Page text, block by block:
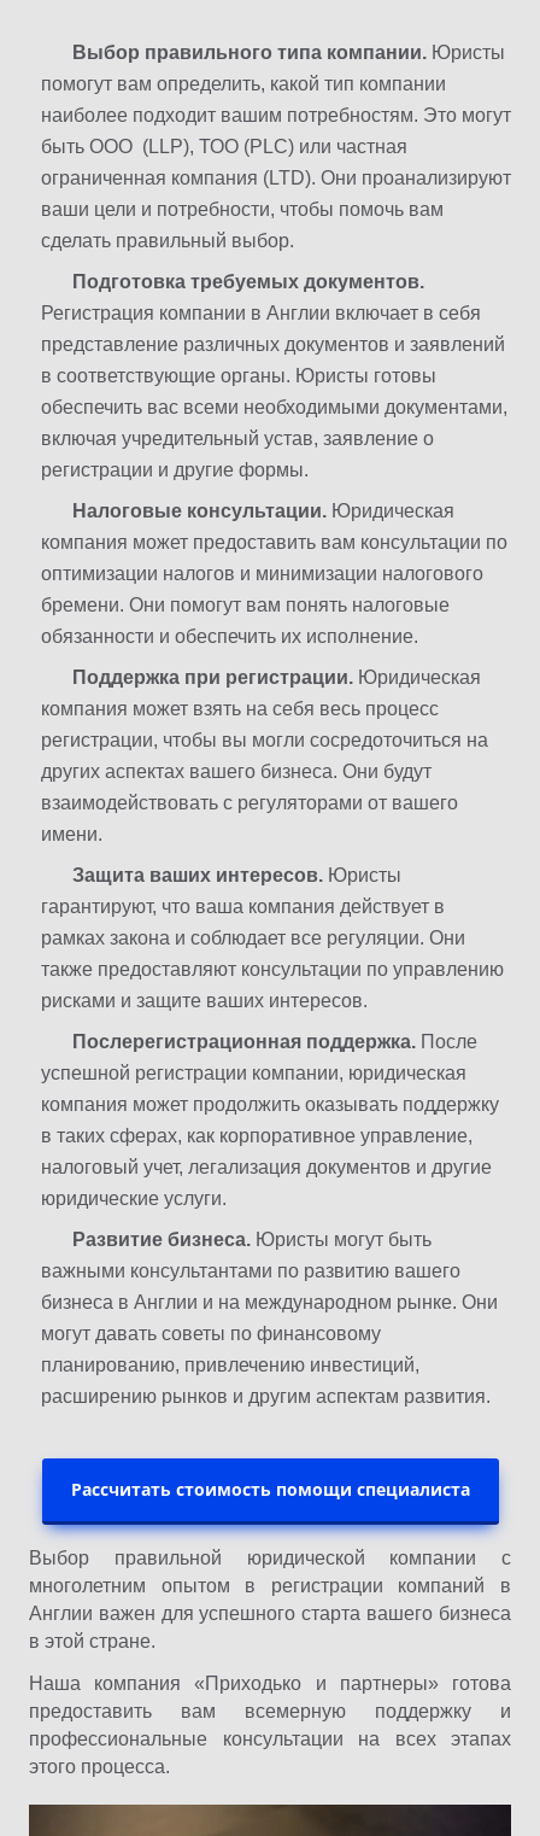
Выбор правильного типа компании. Юристы
помогут вам определить, какой тип компании
наиболее подходит вашим потребностям. Это могут
быть ООО (LLP), ТОО (PLC) или частная
ограниченная компания (LTD). Они проанализируют
ваши цели и потребности, чтобы помочь вам
сделать правильный выбор.
Подготовка требуемых документов.
Регистрация компании в Англии включает в себя
представление различных документов и заявлений
в соответствующие органы. Юристы готовы
обеспечить вас всеми необходимыми документами,
включая учредительный устав, заявление о
регистрации и другие формы.
Налоговые консультации. Юридическая
компания может предоставить вам консультации по
оптимизации налогов и минимизации налогового
бремени. Они помогут вам понять налоговые
обязанности и обеспечить их исполнение.
Поддержка при регистрации. Юридическая
компания может взять на себя весь процесс
регистрации, чтобы вы могли сосредоточиться на
других аспектах вашего бизнеса. Они будут
взаимодействовать с регуляторами от вашего
имени.
Защита ваших интересов. Юристы
гарантируют, что ваша компания действует в
рамках закона и соблюдает все регуляции. Они
также предоставляют консультации по управлению
рисками и защите ваших интересов.
Послерегистрационная поддержка. После
успешной регистрации компании, юридическая
компания может продолжить оказывать поддержку
в таких сферах, как корпоративное управление,
налоговый учет, легализация документов и другие
юридические услуги.
Развитие бизнеса. Юристы могут быть
важными консультантами по развитию вашего
бизнеса в Англии и на международном рынке. Они
могут давать советы по финансовому
планированию, привлечению инвестиций,
расширению рынков и другим аспектам развития.
Рассчитать стоимость помощи специалиста
Выбор правильной юридической компании с
многолетним опытом в регистрации компаний в
Англии важен для успешного старта вашего бизнеса
в этой стране.
Наша компания «Приходько и партнеры» готова
предоставить вам всемерную поддержку и
профессиональные консультации на всех этапах
этого процесса.